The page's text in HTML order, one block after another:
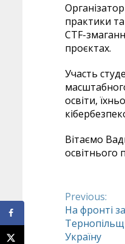
практики
CTF-
проєктах.
Участь
освіти,
Вітаємо
освітнього
Previous:
На фронті
Україну